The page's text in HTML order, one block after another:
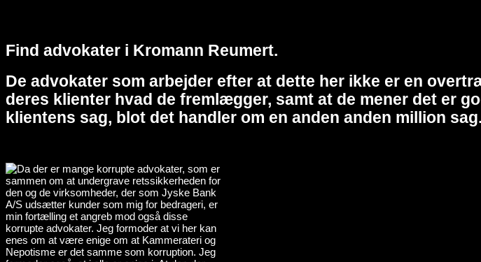
Find advokater i Kromann Reumert.
De advokater som arbejder efter at dette her ikke er en
deres klienter hvad de fremlægger, samt at de mener det er
klientens sag, blot det handler om en anden anden million sag.